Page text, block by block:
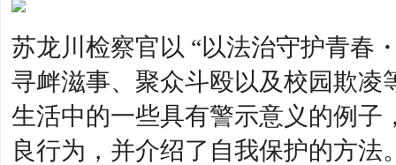
苏龙川检察官以 “以法治守护青春
寻衅滋事、聚众斗殴以及校园欺凌
生活中的一些具有警示意义的例子
良行为，并介绍了自我保护的方